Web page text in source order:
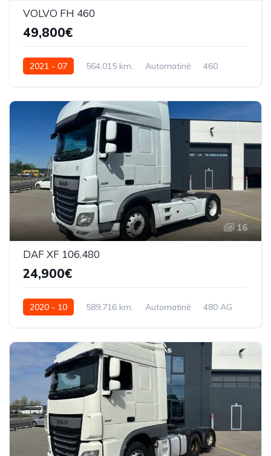
VOLVO FH 460
49,800€
2021 - 07 564,015 km. Automatinė
460
16
DAF XF 106.480
24,900€
2020 - 10 589,716 km. Automatinė
480 AG